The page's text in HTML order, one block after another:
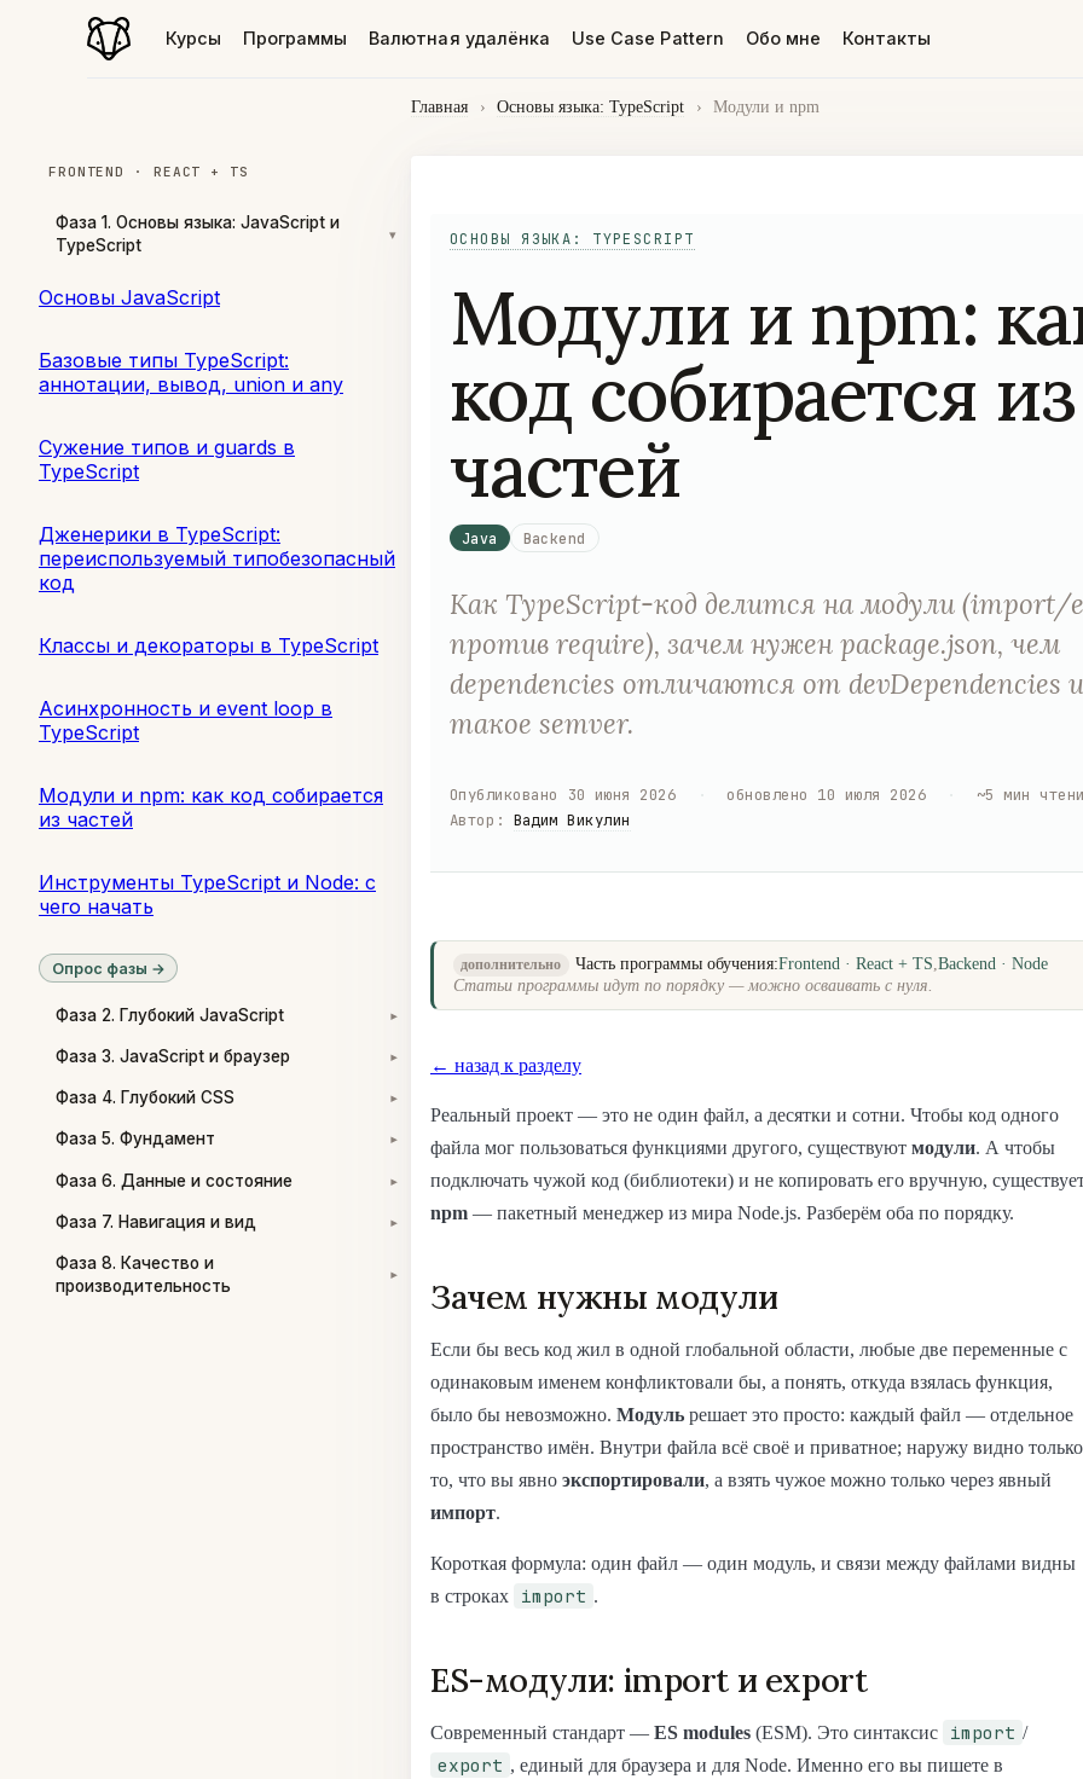
Курсы Программы Валютная удалёнка Use Case Pattern Обо мне Контакты
FRONTEND · REACT + TS
Фаза 1. Основы языка: JavaScript и
TypeScript
▾
Основы JavaScript
Базовые типы TypeScript:
аннотации, вывод, union и any
Сужение типов и guards в
TypeScript
Дженерики в TypeScript:
переиспользуемый типобезопасный
код
Классы и декораторы в TypeScript
Асинхронность и event loop в
TypeScript
Модули и npm: как код собирается
из частей
Инструменты TypeScript и Node: с
чего начать
Опрос фазы →
Фаза 2. Глубокий JavaScript ▾
Фаза 3. JavaScript и браузер ▾
Фаза 4. Глубокий CSS ▾
Фаза 5. Фундамент ▾
Фаза 6. Данные и состояние ▾
Фаза 7. Навигация и вид ▾
Фаза 8. Качество и
производительность
▾
Главная › Основы языка: TypeScript › Модули и npm
ОСНОВЫ ЯЗЫКА: TYPESCRIPT
Модули и npm:
код собирается из
частей
Java Backend
Как TypeScript-код делится на модули (import/
против require), зачем нужен package.json, чем
dependencies отличаются от devDependencies
такое semver.
Опубликовано 30 июня 2026 обновлено 10 июля 2026 ~5 мин
Автор : Вадим Викулин
дополнительно Часть программы обучения:Frontend · React + TS,Backend · Node
Статьи программы идут по порядку — можно осваивать с нуля.
← назад к разделу
Реальный проект — это не один файл, а десятки и сотни. Чтобы код одного
файла мог пользоваться функциями другого, существуют модули. А чтобы
подключать чужой код (библиотеки) и не копировать его вручную,
npm — пакетный менеджер из мира Node.js. Разберём оба по порядку.
Зачем нужны модули
Если бы весь код жил в одной глобальной области, любые две переменные с
одинаковым именем конфликтовали бы, а понять, откуда взялась функция,
было бы невозможно. Модуль решает это просто: каждый файл — отдельное
пространство имён. Внутри файла всё своё и приватное; наружу видно только
то, что вы явно экспортировали, а взять чужое можно только через явный
импорт.
Короткая формула: один файл — один модуль, и связи между файлами видны
в строках
import .
ES-модули: import и export
Современный стандарт — ES modules (ESM). Это синтаксис import /
export , единый для браузера и для Node. Именно его вы пишете в